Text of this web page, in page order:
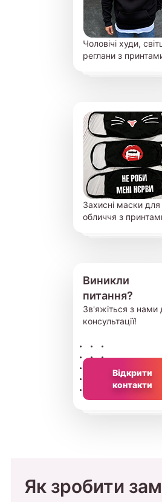
Чоловічі худи,
реглани з
Захисні маски для
обличчя з
Виникли
питання?
Зв'яжіться з нами
консультації!
Відкрити
контакти
Як зробити